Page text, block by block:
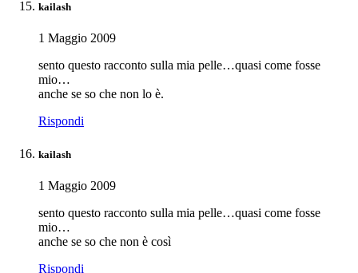
kailash
1 Maggio 2009
sento questo racconto sulla mia pelle…quasi come fosse
mio…
anche se so che non lo è.
Rispondi
kailash
1 Maggio 2009
sento questo racconto sulla mia pelle…quasi come fosse
mio…
anche se so che non è così
Rispondi